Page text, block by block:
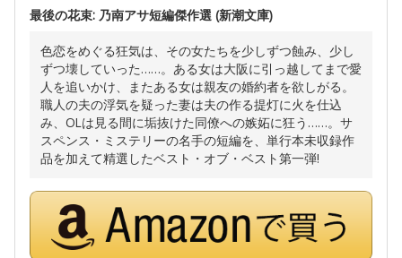
最後の花束: 乃南アサ短編傑作選 (新潮文庫)
色恋をめぐる狂気は、その女たちを少しずつ蝕み、少し
ずつ壊していった……。ある女は大阪に引っ越してまで愛
人を追いかけ、またある女は親友の婚約者を欲しがる。
職人の夫の浮気を疑った妻は夫の作る提灯に火を仕込
み、OLは見る間に垢抜けた同僚への嫉妬に狂う……。サ
スペンス・ミステリーの名手の短編を、単行本未収録作
品を加えて精選したベスト・オブ・ベスト第一弾!